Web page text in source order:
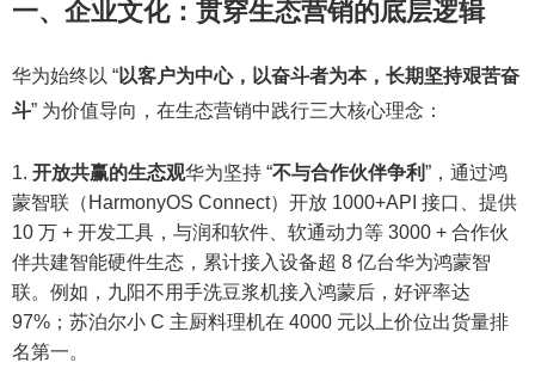
一、企业文化：贯穿生态营销的底层逻辑
华为始终以 “以客户为中心，以奋斗者为本，长期坚持艰苦奋
斗” 为价值导向，在生态营销中践行三大核心理念：
开放共赢的生态观华为坚持 “不与合作伙伴争利”，通过鸿
蒙智联（HarmonyOS Connect）开放 1000+API 接口、提供
10 万 + 开发工具，与润和软件、软通动力等 3000 + 合作伙
伴共建智能硬件生态，累计接入设备超 8 亿台华为鸿蒙智
联。例如，九阳不用手洗豆浆机接入鸿蒙后，好评率达
97%；苏泊尔小 C 主厨料理机在 4000 元以上价位出货量排
名第一。